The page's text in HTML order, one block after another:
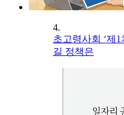
4.
초고령사회 ‘제
길 정책은